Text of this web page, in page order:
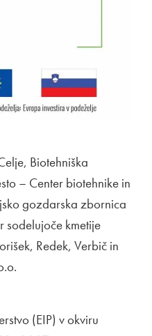
Biotehniška
– Center biotehnike in
gozdarska zbornica
sodelujoče kmetije
Redek, Verbič in
(EIP) v okviru